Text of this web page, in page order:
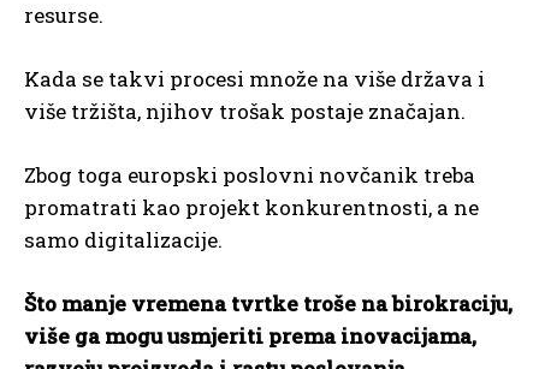
resurse.
Kada se takvi procesi množe na više država i
više tržišta, njihov trošak postaje značajan.
Zbog toga europski poslovni novčanik treba
promatrati kao projekt konkurentnosti, a ne
samo digitalizacije.
Što manje vremena tvrtke troše na birokraciju,
više ga mogu usmjeriti prema inovacijama,